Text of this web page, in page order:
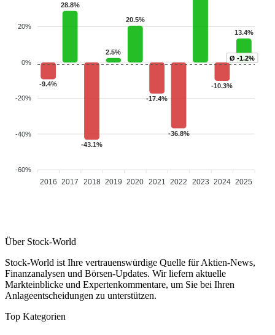
20%
0%
-20%
-40%
-60%
-9.4%
28.8%
-43.1%
2.5%
20.5%
-17.4%
-36.8%
-10.3%
13.4%
2016 2017 2018 2019 2020 2021 2022 2023 2024 2025
Ø -1.2%
Über Stock-World
Stock-World ist Ihre vertrauenswürdige Quelle für Aktien-News,
Finanzanalysen und Börsen-Updates. Wir liefern aktuelle
Markteinblicke und Expertenkommentare, um Sie bei Ihren
Anlageentscheidungen zu unterstützen.
Top Kategorien